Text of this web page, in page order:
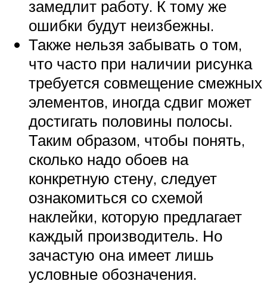
замедлит работу. К тому же
ошибки будут неизбежны.
Также нельзя забывать о том,
что часто при наличии рисунка
требуется совмещение смежных
элементов, иногда сдвиг может
достигать половины полосы.
Таким образом, чтобы понять,
сколько надо обоев на
конкретную стену, следует
ознакомиться со схемой
наклейки, которую предлагает
каждый производитель. Но
зачастую она имеет лишь
условные обозначения.